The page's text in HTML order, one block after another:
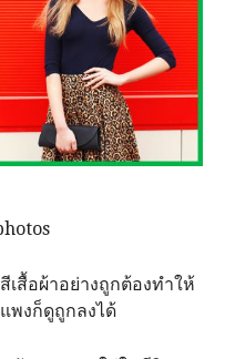
เสื้อผ้าอย่างถูกต้องทำให้
พงก็ดูถูกลงได้